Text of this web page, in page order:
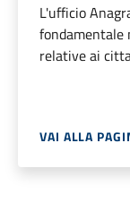
L'ufficio
fondamentale
relative ai
VAI ALLA